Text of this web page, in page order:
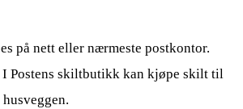
på nett eller nærmeste postkontor.
Postens skiltbutikk kan kjøpe skilt til